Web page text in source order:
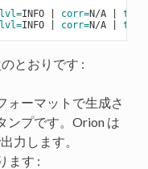
lvl=INFO | corr=N/A |
lvl=INFO | corr=N/A |
とおりです :
ォーマットで生成さ
ンプです。Orion は
力します。
ます :